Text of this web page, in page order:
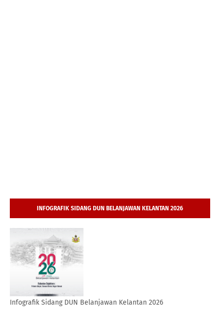
INFOGRAFIK SIDANG DUN BELANJAWAN KELANTAN 2026
Infografik Sidang DUN Belanjawan Kelantan 2026